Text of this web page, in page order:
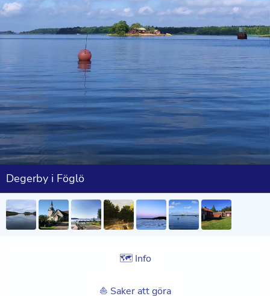
Degerby i Föglö
🗺 Info
⛵️ Saker att göra